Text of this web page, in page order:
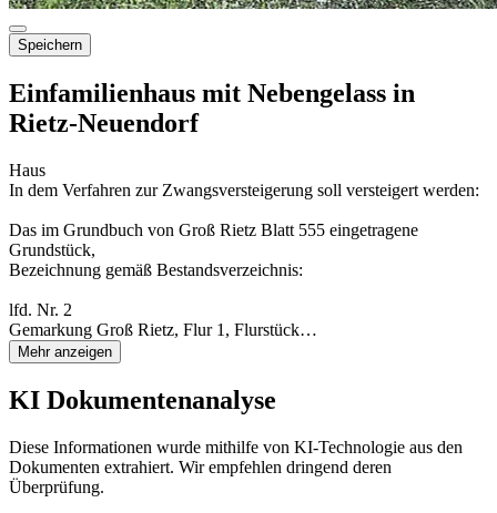
Speichern
Einfamilienhaus mit Nebengelass in
Rietz-Neuendorf
Haus
In dem Verfahren zur Zwangsversteigerung soll versteigert werden:
Das im Grundbuch von Groß Rietz Blatt 555 eingetragene
Grundstück,
Bezeichnung gemäß Bestandsverzeichnis:
lfd. Nr. 2
Gemarkung Groß Rietz, Flur 1, Flurstück…
Mehr anzeigen
KI Dokumentenanalyse
Diese Informationen wurde mithilfe von KI-Technologie aus den
Dokumenten extrahiert. Wir empfehlen dringend deren
Überprüfung.